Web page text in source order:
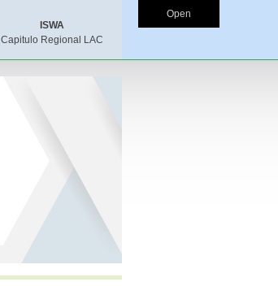
ISWA
Capitulo Regional LAC
Open